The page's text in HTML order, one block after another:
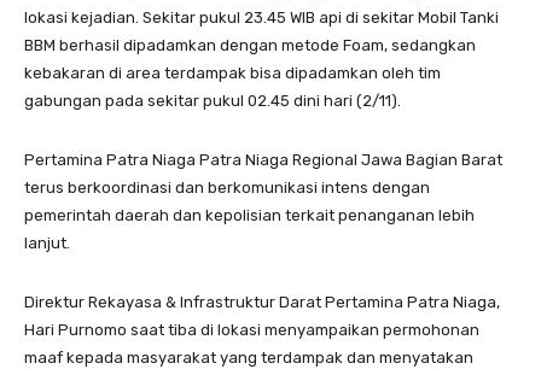
lokasi kejadian. Sekitar pukul 23.45 WIB api di sekitar Mobil Tanki
BBM berhasil dipadamkan dengan metode Foam, sedangkan
kebakaran di area terdampak bisa dipadamkan oleh tim
gabungan pada sekitar pukul 02.45 dini hari (2/11).
Pertamina Patra Niaga Patra Niaga Regional Jawa Bagian Barat
terus berkoordinasi dan berkomunikasi intens dengan
pemerintah daerah dan kepolisian terkait penanganan lebih
lanjut.
Direktur Rekayasa & Infrastruktur Darat Pertamina Patra Niaga,
Hari Purnomo saat tiba di lokasi menyampaikan permohonan
maaf kepada masyarakat yang terdampak dan menyatakan